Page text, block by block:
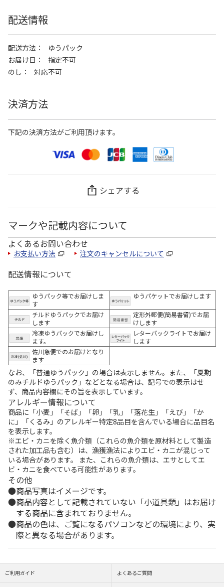
配送情報
配送方法
ゆうパック
お届け日
指定不可
のし
対応不可
決済方法
下記の決済方法がご利用頂けます。
シェアする
マークや記載内容について
よくあるお問い合わせ
お支払い方法 注文のキャンセルについて
配送情報について
ゆうパック等でお届けしま
す
ゆうパケットでお届けします
チルドゆうパックでお届け
します
定形外郵便(簡易書留)でお届
けします
冷凍ゆうパックでお届けし
ます。
レターパックライトでお届け
します
佐川急便でのお届けとなり
ます
なお、「普通ゆうパック」の場合は表示しません。また、「夏期
のみチルドゆうパック」などとなる場合は、記号での表示はせ
ず、商品内容欄にその旨を表示しています。
アレルギー情報について
商品に「小麦」「そば」「卵」「乳」「落花生」「えび」「か
に」「くるみ」のアレルギー特定8品目を含んでいる場合に品目名
を表示します。
※エビ・カニを除く魚介類（これらの魚介類を原材料として製造
された加工品も含む）は、漁獲漁法によりエビ・カニが混じって
いる場合があります。 また、これらの魚介類は、エサとしてエ
ビ・カニを食べている可能性があります。
その他
商品写真はイメージです。
商品内容として記載されていない「小道具類」はお届け
する商品に含まれておりません。
商品の色は、ご覧になるパソコンなどの環境により、実
際と異なる場合があります。
ご利用ガイド よくあるご質問